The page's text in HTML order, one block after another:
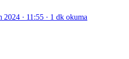
2024 · 11:55 · 1 dk okuma